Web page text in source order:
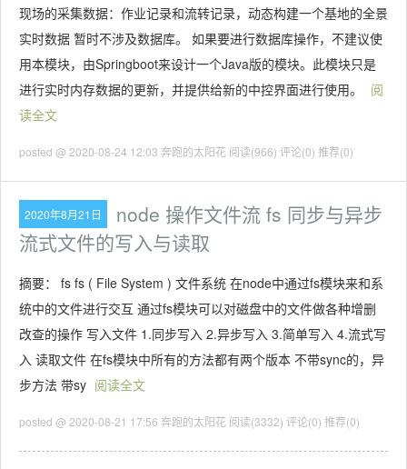
现场的采集数据：作业记录和流转记录，动态构建一个基地的全景
实时数据 暂时不涉及数据库。 如果要进行数据库操作，不建议使
用本模块，由Springboot来设计一个Java版的模块。此模块只是
进行实时内存数据的更新，并提供给新的中控界面进行使用。
阅
读全文
posted @ 2020-08-24 12:03 奔跑的太阳花 阅读(966) 评论(0) 推荐(0)
2020年8月21日
node 操作文件流 fs 同步与异步
流式文件的写入与读取
摘要： fs fs ( File System ) 文件系统 在node中通过fs模块来和系
统中的文件进行交互 通过fs模块可以对磁盘中的文件做各种增删
改查的操作 写入文件 1.同步写入 2.异步写入 3.简单写入 4.流式写
入 读取文件 在fs模块中所有的方法都有两个版本 不带sync的，异
步方法 带sy 阅读全文
posted @ 2020-08-21 17:56 奔跑的太阳花 阅读(3332) 评论(0) 推荐(0)